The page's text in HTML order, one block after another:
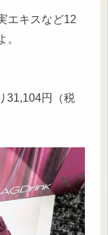
エキスなど12
。
31,104円（税